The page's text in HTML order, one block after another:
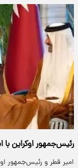
رئیس‌جمهور اوکراین با
امیر قطر و رئیس‌جمهور